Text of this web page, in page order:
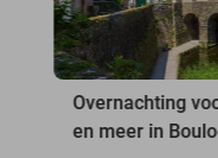
Overnachting
en meer in